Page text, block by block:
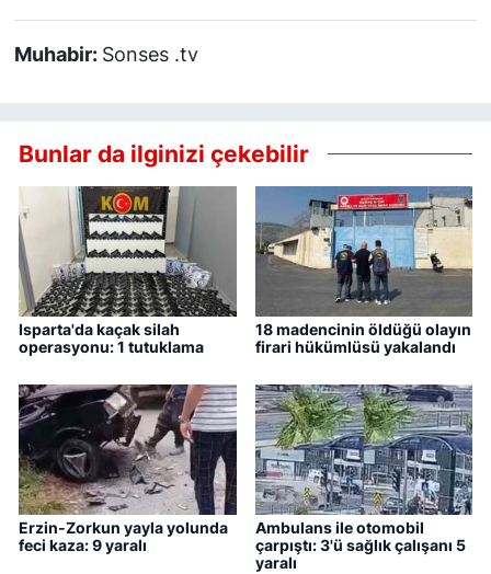
Muhabir: Sonses .tv
Bunlar da ilginizi çekebilir
Isparta'da kaçak silah
operasyonu: 1 tutuklama
18 madencinin öldüğü olayın
firari hükümlüsü yakalandı
Erzin-Zorkun yayla yolunda
feci kaza: 9 yaralı
Ambulans ile otomobil
çarpıştı: 3'ü sağlık çalışanı 5
yaralı